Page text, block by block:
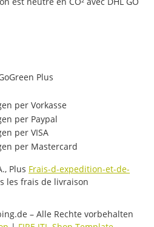
Plus Frais-d-expedition-et-de-
les frais de livraison
– Alle Rechte vorbehalten